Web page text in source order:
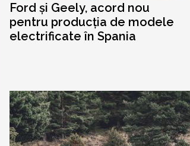
Ford și Geely, acord nou
pentru producția de modele
electrificate în Spania